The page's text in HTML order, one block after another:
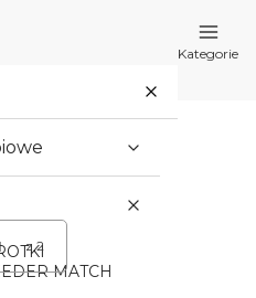
Kategorie
MATCH
z 2